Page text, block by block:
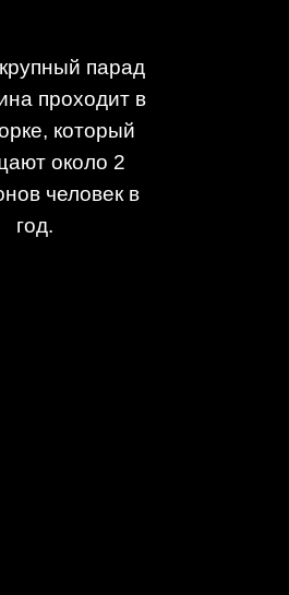
парад
проходит в
который
около 2
человек в
год.